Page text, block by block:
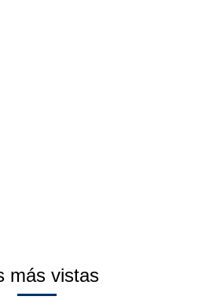
más vistas